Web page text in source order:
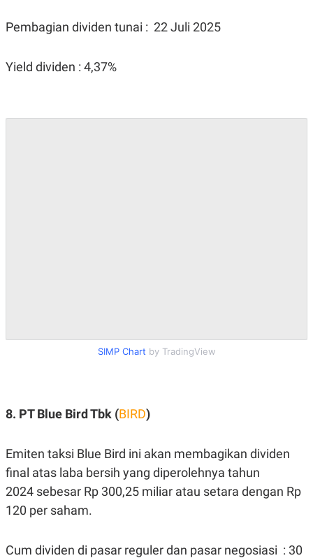
Pembagian dividen tunai : 22 Juli 2025
Yield dividen : 4,37%
SIMP Chart by TradingView
8. PT Blue Bird Tbk (BIRD)
Emiten taksi Blue Bird ini akan membagikan dividen
final atas laba bersih yang diperolehnya tahun
2024 sebesar Rp 300,25 miliar atau setara dengan Rp
120 per saham.
Cum dividen di pasar reguler dan pasar negosiasi : 30